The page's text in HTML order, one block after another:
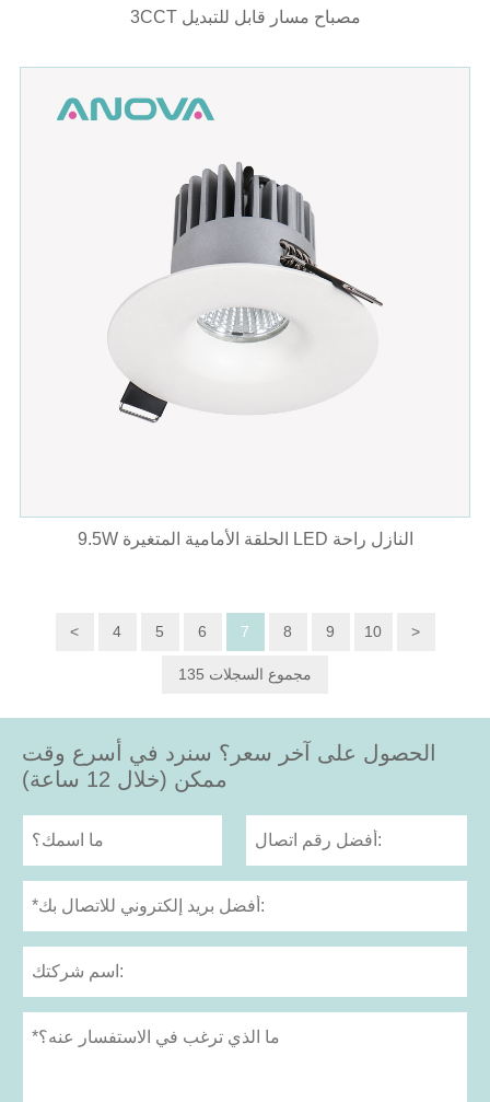
3CCT مصباح مسار قابل للتبديل
9.5W الحلقة الأمامية المتغيرة LED النازل راحة
< 4 5 6 7 8 9 10 >
135 مجموع السجلات
الحصول على آخر سعر؟ سنرد في أسرع وقت
ممكن (خلال 12 ساعة)